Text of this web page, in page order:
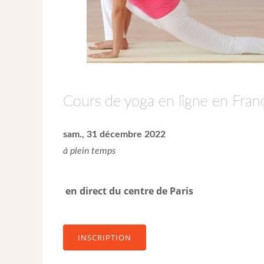
Cours de yoga en ligne en
sam., 31 décembre 2022
à plein temps
en direct du centre de Paris
INSCRIPTION